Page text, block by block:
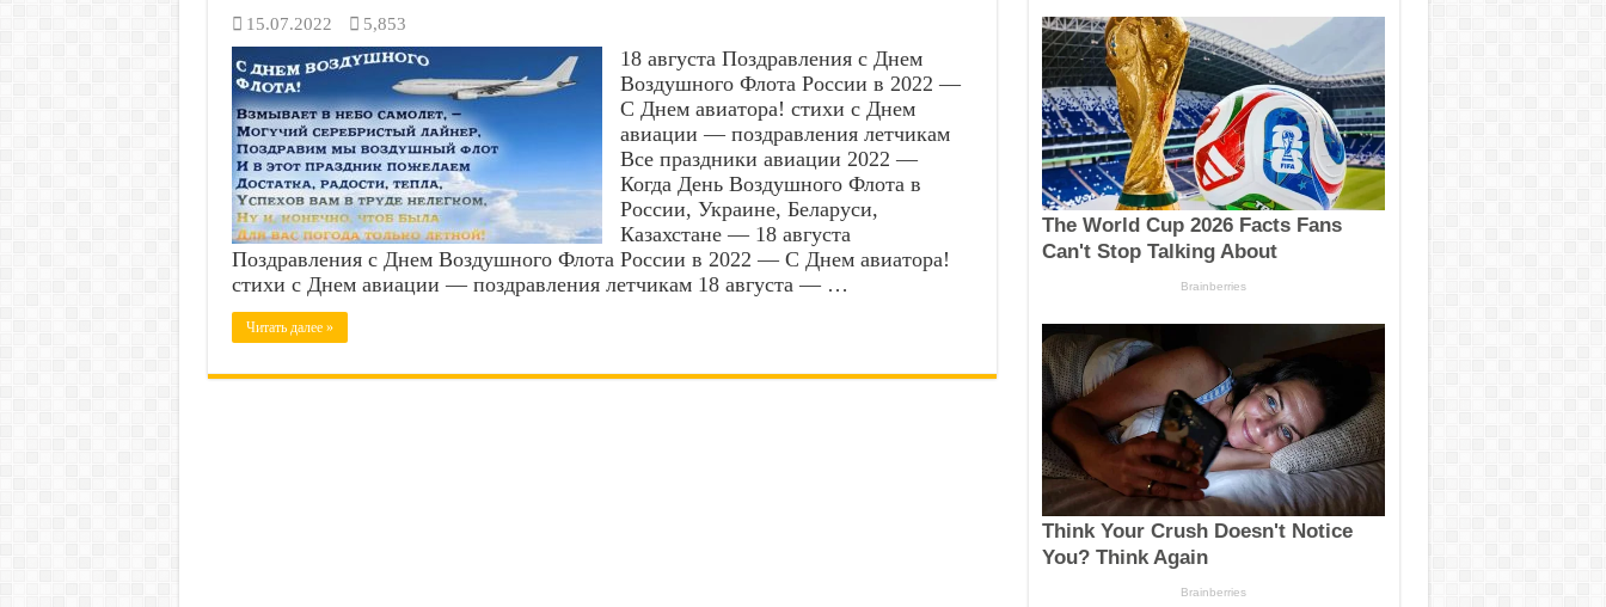
15.07.2022 5,853
18 августа Поздравления с Днем
Воздушного Флота России в 2022 —
С Днем авиатора! стихи с Днем
авиации — поздравления летчикам
Все праздники авиации 2022 —
Когда День Воздушного Флота в
России, Украине, Беларуси,
Казахстане — 18 августа
Поздравления с Днем Воздушного Флота России в 2022 — С Днем авиатора!
стихи с Днем авиации — поздравления летчикам 18 августа — …
Читать далее »